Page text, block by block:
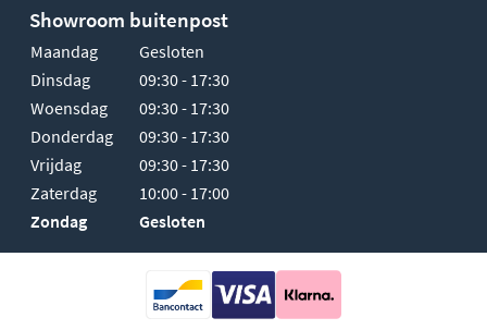
Showroom buitenpost
Maandag
Gesloten
Dinsdag
09:30 - 17:30
Woensdag
09:30 - 17:30
Donderdag
09:30 - 17:30
Vrijdag
09:30 - 17:30
Zaterdag
10:00 - 17:00
Zondag
Gesloten